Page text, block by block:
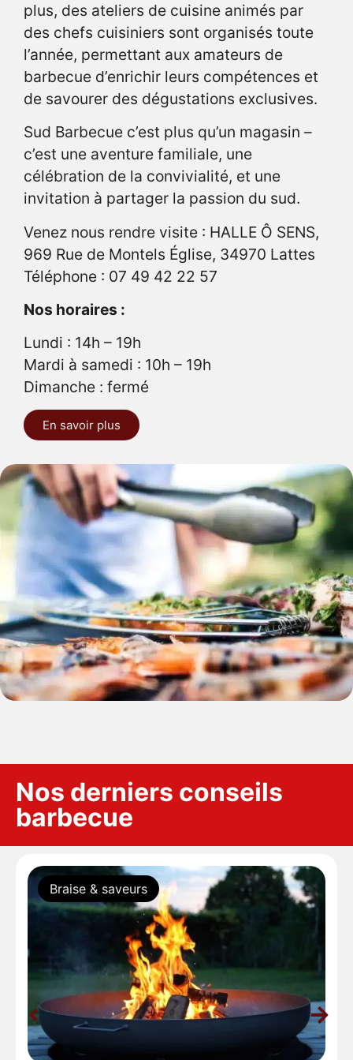
plus, des ateliers de cuisine animés par
des chefs cuisiniers sont organisés toute
l’année, permettant aux amateurs de
barbecue d’enrichir leurs compétences et
de savourer des dégustations exclusives.
Sud Barbecue c’est plus qu’un magasin –
c’est une aventure familiale, une
célébration de la convivialité, et une
invitation à partager la passion du sud.
Venez nous rendre visite : HALLE Ô SENS,
969 Rue de Montels Église, 34970 Lattes
Téléphone : 07 49 42 22 57
Nos horaires :
Lundi : 14h – 19h
Mardi à samedi : 10h – 19h
Dimanche : fermé
En savoir plus
Nos derniers conseils
barbecue
Braise & saveurs